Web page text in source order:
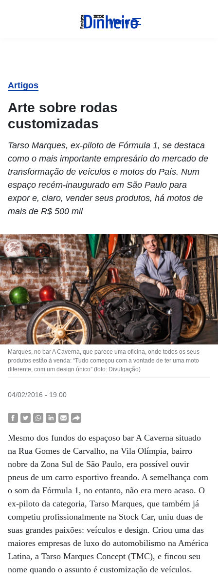
Menu
Artigos
Arte sobre rodas
customizadas
Tarso Marques, ex-piloto de Fórmula 1, se destaca
como o mais importante empresário do mercado de
transformação de veículos e motos do País. Num
espaço recém-inaugurado em São Paulo para
expor e, claro, vender seus produtos, há motos de
mais de R$ 500 mil
Marques, no bar A Caverna, que parece uma oficina, onde todos os seus
produtos estão à venda: “Tudo começou com a vontade de ter uma moto
diferente, com um design único” (foto: Divulgação)
04/02/2016 - 19:00
Mesmo dos fundos do espaçoso bar A Caverna situado
na Rua Gomes de Carvalho, na Vila Olímpia, bairro
nobre da Zona Sul de São Paulo, era possível ouvir
pneus de um carro esportivo freando. A semelhança com
o som da Fórmula 1, no entanto, não era mero acaso. O
ex-piloto da categoria, Tarso Marques, que também já
competiu profissionalmente na Stock Car, uniu duas de
suas grandes paixões: veículos e design. Criou uma das
maiores empresas de luxo do automobilismo na América
Latina, a Tarso Marques Concept (TMC), e fincou seu
nome quando o assunto é customização de veículos.